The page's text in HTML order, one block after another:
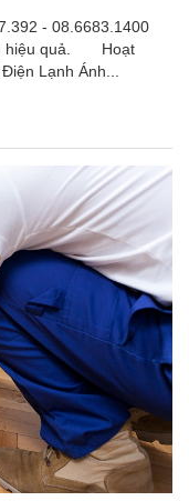
- 08.6683.1400
hiệu quả. Hoạt
Lạnh Ánh...